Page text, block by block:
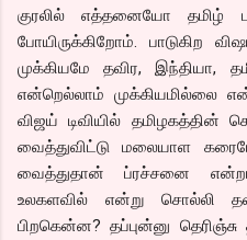
குரலில் எத்தனையோ தமிழ்
போயிருக்கிறோம். பாடுகிற
முக்கியமே தவிர, இந்தியா,
என்றெல்லாம் முக்கியமில்லை
விஜய் டிவியில் தமிழகத்தின்
வைத்துவிட்டு மலையாள
வைத்துதான் ப்ரச்சனை
உலகளவில் என்று சொல்லி
பிறகென்ன? தப்புன்னு தெரிஞ்சு